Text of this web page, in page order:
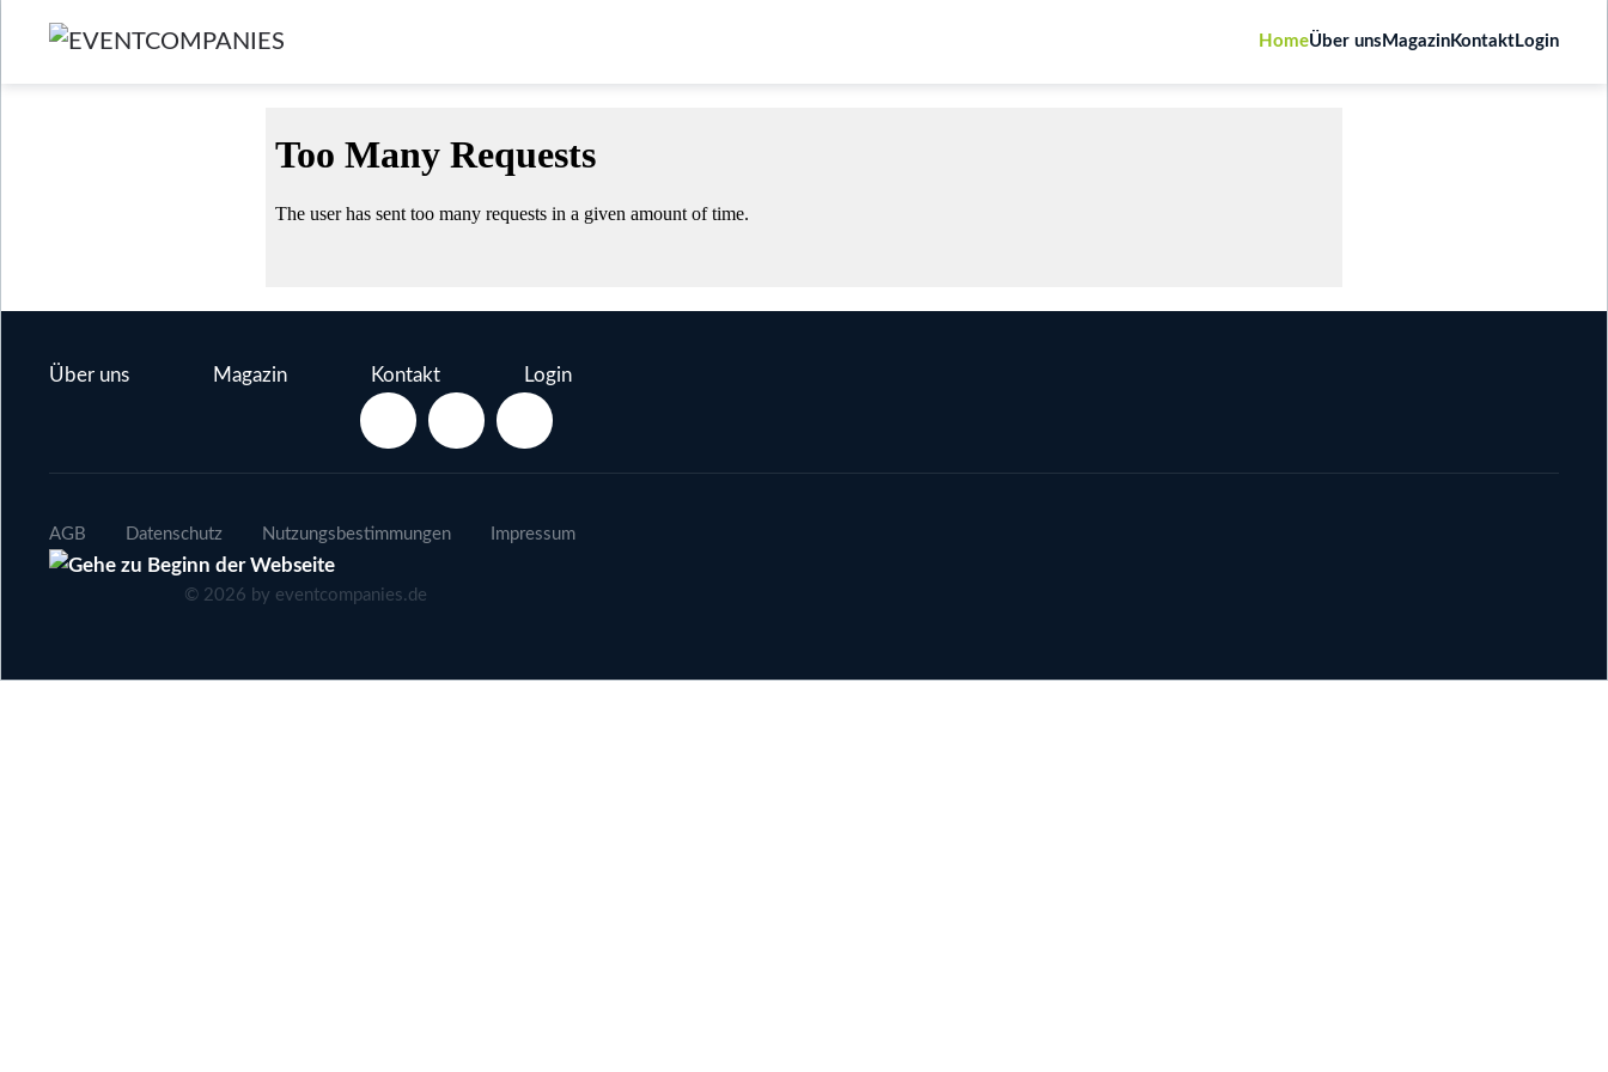
HomeÜber uns Magazin Kontakt Login
Über uns Magazin Kontakt Login
AGB Datenschutz Nutzungsbestimmungen Impressum
© 2026 by eventcompanies.de